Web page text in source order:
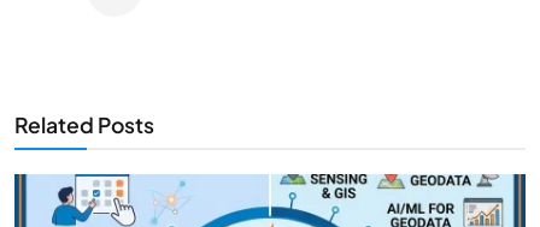
Related Posts